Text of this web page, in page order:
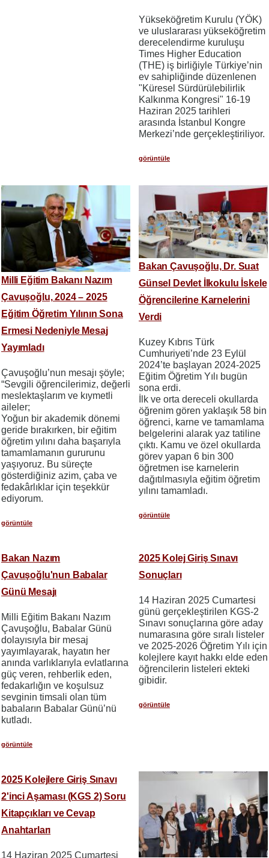
Yükseköğretim Kurulu (YÖK)
ve uluslararası yükseköğretim
derecelendirme kuruluşu
Times Higher Education
(THE) iş birliğiyle Türkiye’nin
ev sahipliğinde düzenlenen
"Küresel Sürdürülebilirlik
Kalkınma Kongresi" 16-19
Haziran 2025 tarihleri
arasında İstanbul Kongre
Merkezi’nde gerçekleştiriliyor.
görüntüle
Milli Eğitim Bakanı Nazım
Çavuşoğlu, 2024 – 2025
Eğitim Öğretim Yılının Sona
Ermesi Nedeniyle Mesaj
Yayımladı
Çavuşoğlu’nun mesajı şöyle;
“Sevgili öğrencilerimiz, değerli
meslektaşlarım ve kıymetli
aileler;
Yoğun bir akademik dönemi
geride bırakırken, bir eğitim
öğretim yılını daha başarıyla
tamamlamanın gururunu
yaşıyoruz. Bu süreçte
gösterdiğiniz azim, çaba ve
fedakârlıklar için teşekkür
ediyorum.
görüntüle
Bakan Çavuşoğlu, Dr. Suat
Günsel Devlet İlkokulu İskele
Öğrencilerine Karnelerini
Verdi
​​​​​​​Kuzey Kıbrıs Türk
Cumhuriyeti’nde 23 Eylül
2024’te başlayan 2024-2025
Eğitim Öğretim Yılı bugün
sona erdi.
İlk ve orta dereceli okullarda
öğrenim gören yaklaşık 58 bin
öğrenci, karne ve tamamlama
belgelerini alarak yaz tatiline
çıktı. Kamu ve özel okullarda
görev yapan 6 bin 300
öğretmen ise karnelerin
dağıtılmasıyla eğitim öğretim
yılını tamamladı.
görüntüle
Bakan Nazım
Çavuşoğlu'nun Babalar
Günü Mesajı
Milli Eğitim Bakanı Nazım
Çavuşoğlu, Babalar Günü
dolayısıyla bir mesaj
yayımlayarak, hayatın her
anında varlıklarıyla evlatlarına
güç veren, rehberlik eden,
fedakarlığın ve koşulsuz
sevginin timsali olan tüm
babaların Babalar Günü’nü
kutladı.
görüntüle
2025 Kolej Giriş Sınavı
Sonuçları
14 Haziran 2025 Cumartesi
günü gerçekleştirilen KGS-2
Sınavı sonuçlarına göre aday
numarasına göre sıralı listeler
ve 2025-2026 Öğretim Yılı için
kolejlere kayıt hakkı elde eden
öğrencilerin listeleri ekteki
gibidir.
görüntüle
2025 Kolejlere Giriş Sınavı
2'inci Aşaması (KGS 2) Soru
Kitapçıkları ve Cevap
Anahtarları
14 Haziran 2025 Cumartesi